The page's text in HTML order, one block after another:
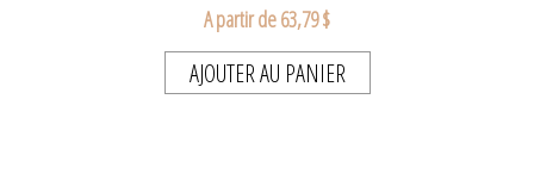
A partir de 63,79 $
AJOUTER AU PANIER